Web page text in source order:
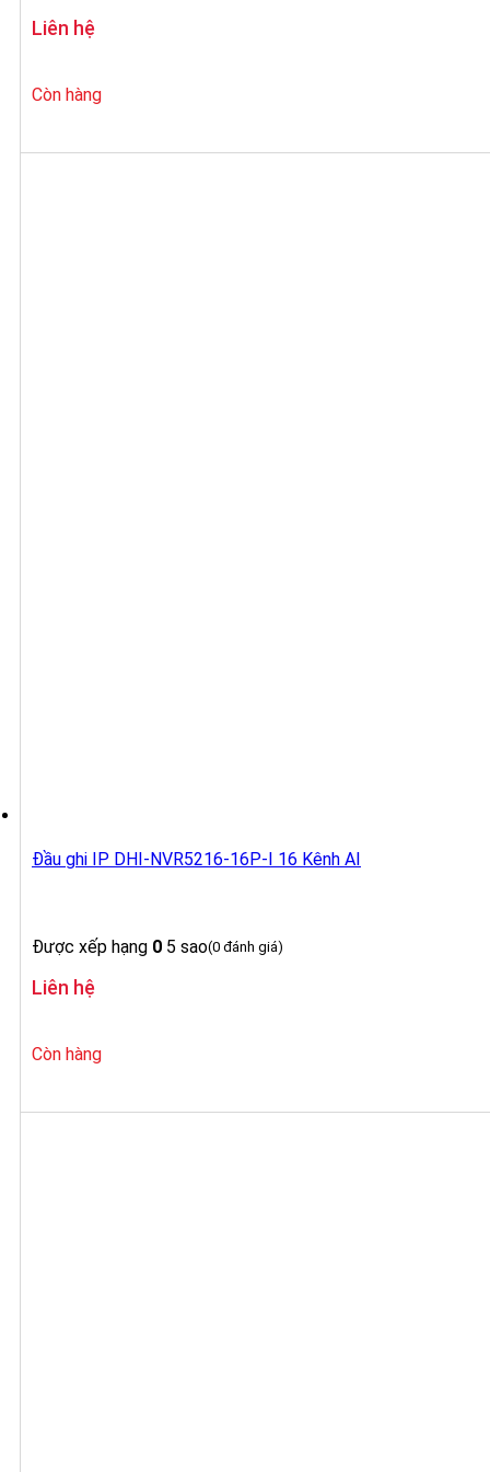
Liên hệ
Còn hàng
Đầu ghi IP DHI-NVR5216-16P-I 16 Kênh AI
Được xếp hạng 0 5 sao(0 đánh giá)
Liên hệ
Còn hàng